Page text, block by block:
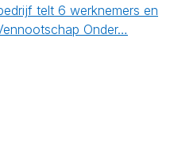
telt 6 werknemers en
Onder…